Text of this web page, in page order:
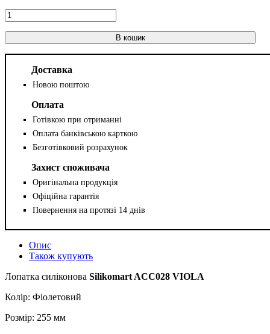
В кошик
Доставка
Новою поштою
Оплата
Готівкою при отриманні
Оплата банківською карткою
Безготівковий розрахунок
Захист споживача
Оригінальна продукція
Офіційна гарантія
Повернення на протязі 14 днів
Опис
Також купують
Лопатка силіконова Silikomart ACC028 VIOLA
Колір: Фіолетовий
Розмір: 255 мм